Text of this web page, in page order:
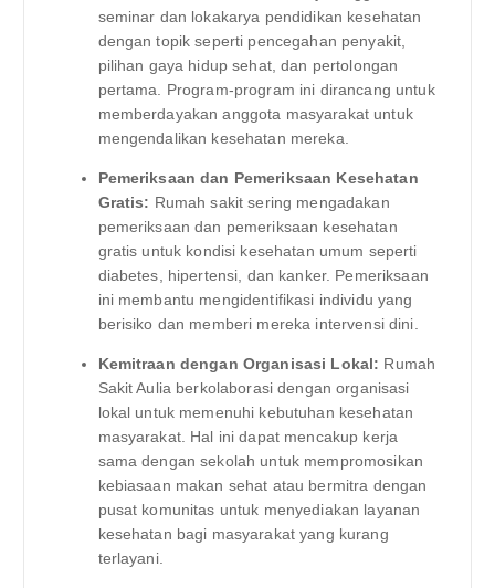
seminar dan lokakarya pendidikan kesehatan
dengan topik seperti pencegahan penyakit,
pilihan gaya hidup sehat, dan pertolongan
pertama. Program-program ini dirancang untuk
memberdayakan anggota masyarakat untuk
mengendalikan kesehatan mereka.
Pemeriksaan dan Pemeriksaan Kesehatan
Gratis: Rumah sakit sering mengadakan
pemeriksaan dan pemeriksaan kesehatan
gratis untuk kondisi kesehatan umum seperti
diabetes, hipertensi, dan kanker. Pemeriksaan
ini membantu mengidentifikasi individu yang
berisiko dan memberi mereka intervensi dini.
Kemitraan dengan Organisasi Lokal: Rumah
Sakit Aulia berkolaborasi dengan organisasi
lokal untuk memenuhi kebutuhan kesehatan
masyarakat. Hal ini dapat mencakup kerja
sama dengan sekolah untuk mempromosikan
kebiasaan makan sehat atau bermitra dengan
pusat komunitas untuk menyediakan layanan
kesehatan bagi masyarakat yang kurang
terlayani.